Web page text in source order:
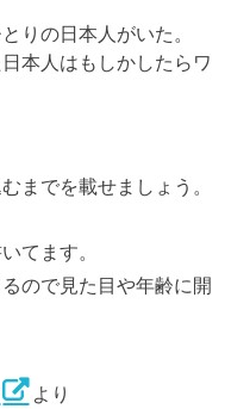
りの日本人がいた。
本人はもしかしたらワ
までを載せましょう。
てます。
ので見た目や年齢に開
より